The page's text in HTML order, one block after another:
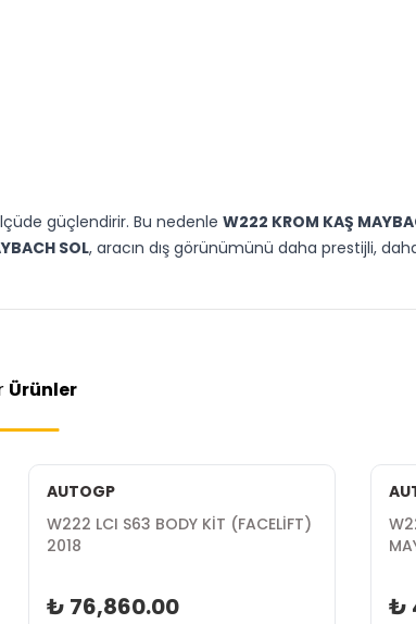
güçlendirir. Bu nedenle W222 KROM KAŞ
SOL, aracın dış görünümünü daha prestijli,
Ürünler
AUTOGP
W222 LCI S63 BODY KİT (FACELİFT)
2018
₺ 76,860.00 ₺